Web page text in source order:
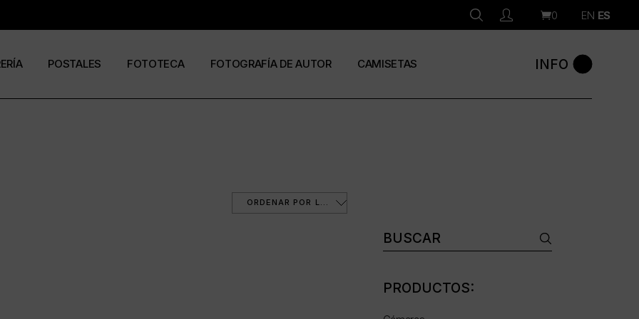
0 EN ES
POSTALES FOTOTECA FOTOGRAFÍA DE AUTOR CAMISETAS INFO
ORDENAR POR LOS ÚLTIMOS
Buscar:
PRODUCTOS: